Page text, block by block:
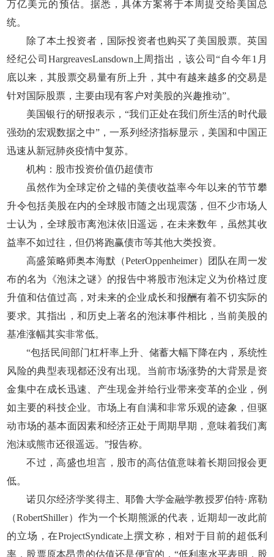
万亿美元的预估。据悉，具体方案将于本周提交给美国总
统。
除了本土投资者，国际投资者也购买了美国股票。英国
经纪公司HargreavesLansdown上周指出，该公司“自今年1月
底以来，其股票交易量有所上升，其中有越来越多的交易是
针对国际股票，主要由现有客户对美股的兴趣推动”。
美国银行的研报表示，“我们正处在我们所生活的时代最
强劲的宏观数据之中”，一系列经济指标显示，美国和中国正
迅速从新冠肺炎疫情中复苏。
机构：股市投资价值仍超债市
虽然作为全球定价之锚的美债收益率今年以来的节节攀
升令包括美股在内的全球股市随之出现震荡，但不少市场人
士认为，全球股市离泡沫依旧遥远，在未来数年，虽然其收
益率不如过往，但仍将跑赢债市等其他大类投资。
高盛策略师奥本海默（PeterOppenheimer）团队在周一发
布的名为《泡沫之谜》的报告中将股市泡沫定义为价格过度
升值和估值过高，对未来的企业成长和报酬有着不切实际的
要求。其指出，和历史上著名的泡沫事件相比，当前美股的
基准涨幅其实非常低。
“包括民间部门杠杆率上升、储蓄大幅下降在内，系统性
风险的典型表现都还没有出现。当前市场涨势的大背景是资
金集中在成长迅速、产生现金并给行业带来变革的企业，例
如主要的科技企业。市场上有自满和非常乐观的迹象，但驱
动市场的基本面因素和经济正处于周期早期，意味着我们离
泡沫或熊市还很遥远。”报告称。
不过，高盛也坦言，股市的高估值意味着长期回报会更
低。
诺贝尔经济学奖得主、耶鲁大学金融学教授罗伯特·席勒
（RobertShiller）作为一个长期熊派的代表，近期却一改此前
的立场，在ProjectSyndicate上撰文称，相对于目前的超低利
率，股票原本昂贵的估值还是便宜的，“低利率水平表明，股